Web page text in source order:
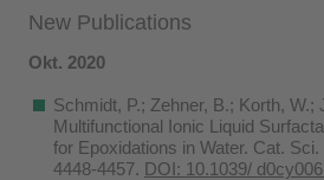
New Publications
Okt. 2020
Schmidt, P.; Zehner, B.; Korth, W.;
Multifunctional Ionic Liquid
for Epoxidations in Water. Cat.
4448-4457. DOI: 10.1039/